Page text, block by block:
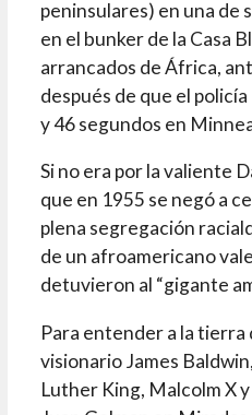
peninsulares) en una de
en el bunker de la Casa
arrancados de África,
después de que el
y 46 segundos en
Si no era por la valiente
que en 1955 se negó a
plena segregación
de un afroamericano
detuvieron al “gigante
Para entender a la
visionario James
Luther King, Malcolm X